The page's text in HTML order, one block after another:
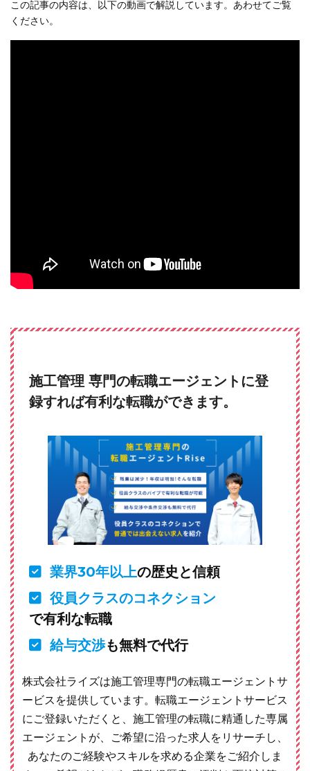
この記事の内容は、以下の動画で解説しています。あわせてご覧
ください。
施工管理 専門の転職エージェントに登
録すれば有利な転職ができます。
業界30年以上の歴史と信頼
役員クラスのコネクション
で有利な転職
給与交渉も無料で代行
株式会社ライズは施工管理専門の転職エージェントサ
ービスを提供しています。転職エージェントサービス
にご登録いただくと、施工管理の転職に精通した専属
エージェントが、ご希望に沿った求人をリサーチし、
あなたのご経験やスキルを求める企業をご紹介しま